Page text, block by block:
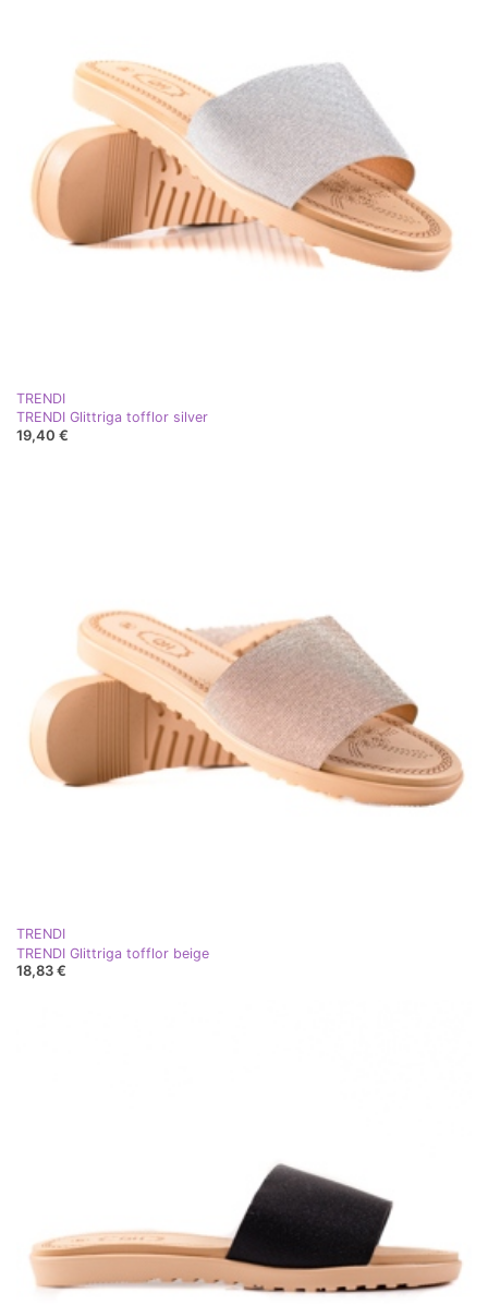
TRENDI
TRENDI Glittriga tofflor silver
19,40 €
TRENDI
TRENDI Glittriga tofflor beige
18,83 €